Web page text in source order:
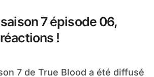
7 épisode 06,
!